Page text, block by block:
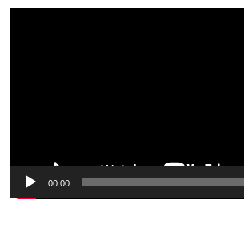
00:00